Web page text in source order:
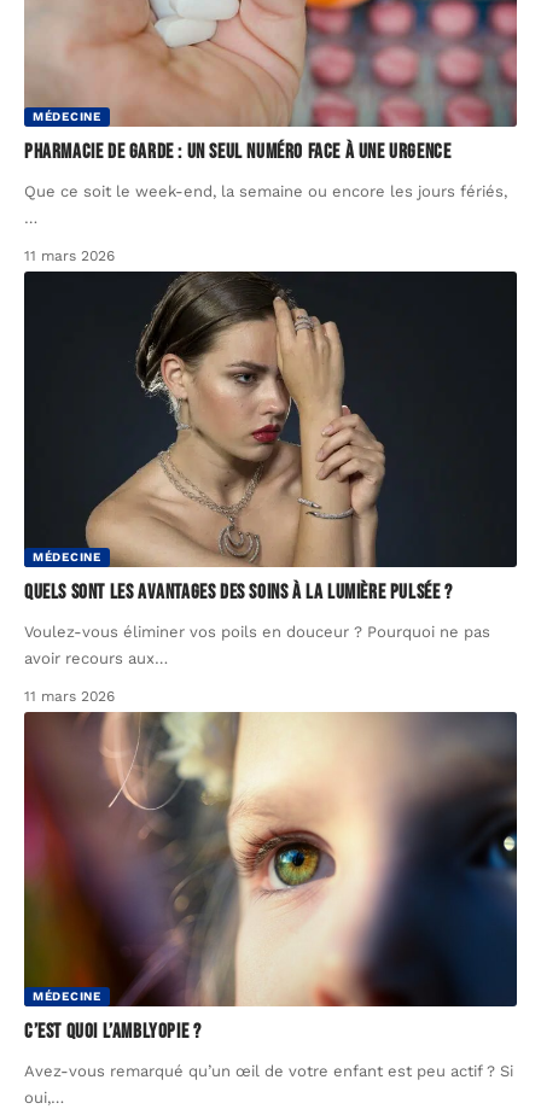
MÉDECINE
Pharmacie de garde : un seul numéro face à une urgence
Que ce soit le week-end, la semaine ou encore les jours fériés,
…
11 mars 2026
MÉDECINE
Quels sont les avantages des soins à la lumière pulsée ?
Voulez-vous éliminer vos poils en douceur ? Pourquoi ne pas
avoir recours aux…
11 mars 2026
MÉDECINE
C’est quoi l’amblyopie ?
Avez-vous remarqué qu’un œil de votre enfant est peu actif ? Si
oui,…